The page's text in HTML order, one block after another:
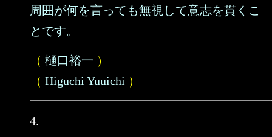
周囲が何を言っても無視して意志を貫くこ
とです。
（ 樋口裕一 ）
（ Higuchi Yuuichi ）
4.